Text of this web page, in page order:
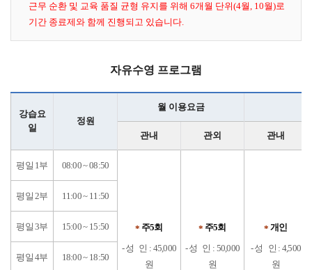
근무 순환 및 교육 품질 균형 유지를 위해 6개월 단위(4월, 10월)로
기간 종료제와 함께 진행되고 있습니다.
자유수영 프로그램
강습요
일
정원
월 이용요금
관내 관외 관내
평일 1부 08:00 ~ 08:50
* 주5회
- 성 인 : 45,000
원
* 주5회
- 성 인 : 50,000
원
* 개인
- 성 인 : 4,500
원
평일 2부 11:00 ~ 11:50
평일 3부 15:00 ~ 15:50
평일 4부 18:00 ~ 18:50